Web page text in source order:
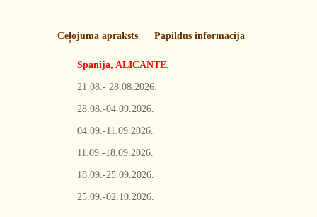
Ceļojuma apraksts Papildus informācija
Spānija, ALICANTE.
21.08.- 28.08.2026.
28.08.-04.09.2026.
04.09.-11.09.2026.
11.09.-18.09.2026.
18.09.-25.09.2026.
25.09.-02.10.2026.